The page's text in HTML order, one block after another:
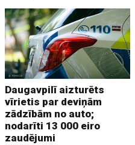
Daugavpilī aizturēts
vīrietis par deviņām
zādzībām no auto;
nodarīti 13 000 eiro
zaudējumi